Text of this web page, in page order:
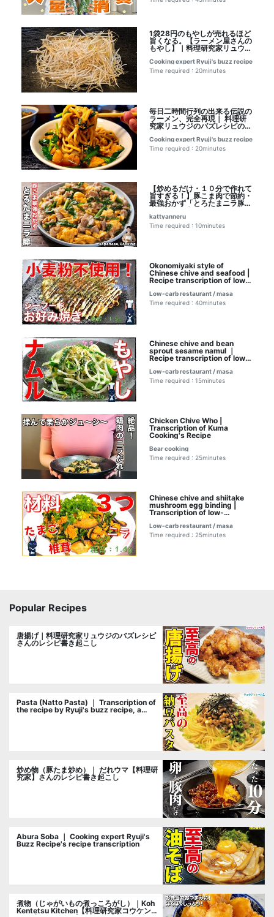
1袋28円のもやしが売れるほど
旨くなる。【ラーメン屋さんの
もやし】｜料理研究家リュウジ
し
Cooking expert Ryuji's buzz recipe
Time required : 20minutes
毎日二時間行列の出来る伝説の
ラーメン、完全再現｜ 料理研
究家リュウジのバズレシピのレ
シピ書き起こし
Cooking expert Ryuji's buzz recipe
Time required : 20minutes
【炒めるだけ・１０分で作れて
旨すぎる！】豚こま肉で節約・
最強おかず「とろたまニラ豚炒
さんのレシピ書き起こし
kattyanneru
Time required : 10minutes
Okonomiyaki style of
Chinese chive and seafood |
Recipe transcription of low-
type 1 diabetic masa
Low-carb restaurant / masa
Time required : 40minutes
Chinese chive and bean
sprout sesame namul ｜
Recipe transcription of low-
carbohydrate daily life of
type 1 diabetic masa
Low-carb restaurant / masa
Time required : 15minutes
Chicken Chive Who |
Transcription of Kuma
Cooking's Recipe
Bear cooking
Time required : 25minutes
Chinese chive and shiitake
mushroom egg binding |
Transcription of low-
for type 1 diabetic masa
Low-carb restaurant / masa
Time required : 25minutes
Popular Recipes
唐揚げ｜料理研究家リュウジのバズレシピ
さんのレシピ書き起こし
Pasta (Natto Pasta) ｜ Transcription of
the recipe by Ryuji's buzz recipe, a
炒め物（豚たま炒め）｜ だれウマ【料理研
究家】さんのレシピ書き起こし
Abura Soba ｜ Cooking expert Ryuji's
Buzz Recipe's recipe transcription
煮物（じゃがいもの煮っころがし）｜Koh
Kentetsu Kitchen【料理研究家コウケンテ